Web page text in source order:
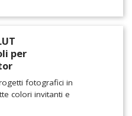
per
fotografici in
colori invitanti e